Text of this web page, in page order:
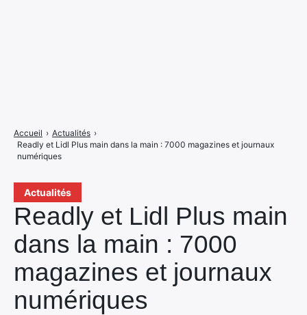
Actualités
Readly et Lidl Plus main
dans la main : 7000
magazines et journaux
numériques
Accueil › Actualités ›
Readly et Lidl Plus main dans la main : 7000 magazines et journaux
numériques